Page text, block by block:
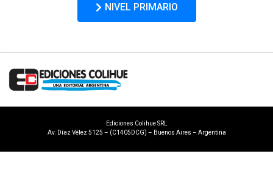
NIVEL PRIMARIO
Ediciones Colihue SRL
Av. Díaz Vélez 5125 – (C1405DCG) – Buenos Aires – Argentina